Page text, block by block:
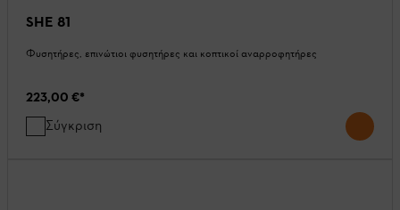
SHE 81
Φυσητήρες, επινώτιοι φυσητήρες και κοπτικοί αναρροφητήρες
223,00 €*
Σύγκριση